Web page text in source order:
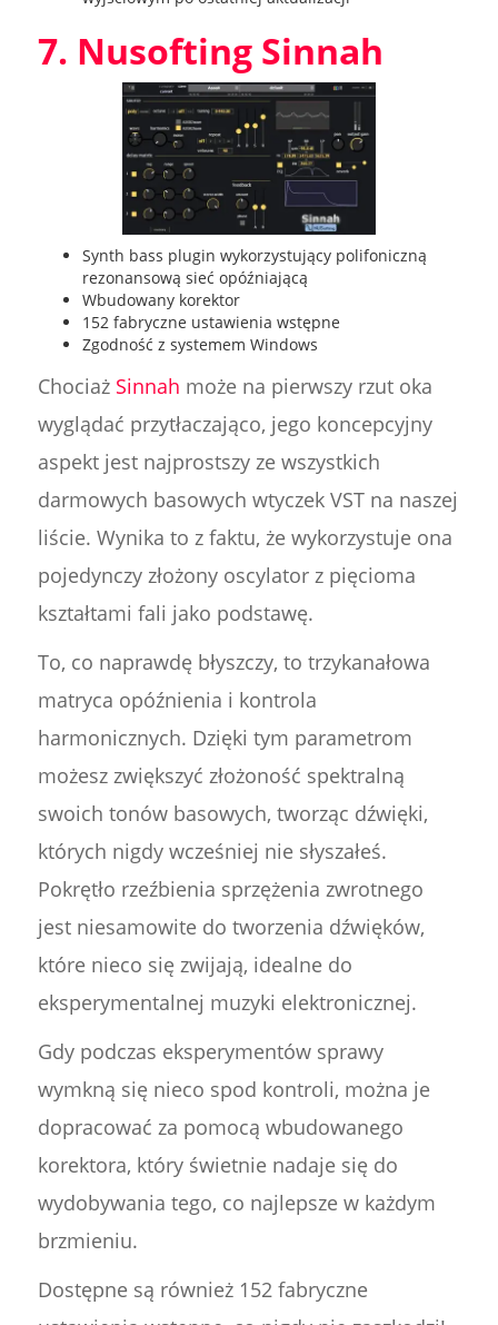
7. Nusofting Sinnah
Synth bass plugin wykorzystujący polifoniczną
rezonansową sieć opóźniającą
Wbudowany korektor
152 fabryczne ustawienia wstępne
Zgodność z systemem Windows
Chociaż Sinnah może na pierwszy rzut oka
wyglądać przytłaczająco, jego koncepcyjny
aspekt jest najprostszy ze wszystkich
darmowych basowych wtyczek VST na naszej
liście. Wynika to z faktu, że wykorzystuje ona
pojedynczy złożony oscylator z pięcioma
kształtami fali jako podstawę.
To, co naprawdę błyszczy, to trzykanałowa
matryca opóźnienia i kontrola
harmonicznych. Dzięki tym parametrom
możesz zwiększyć złożoność spektralną
swoich tonów basowych, tworząc dźwięki,
których nigdy wcześniej nie słyszałeś.
Pokrętło rzeźbienia sprzężenia zwrotnego
jest niesamowite do tworzenia dźwięków,
które nieco się zwijają, idealne do
eksperymentalnej muzyki elektronicznej.
Gdy podczas eksperymentów sprawy
wymkną się nieco spod kontroli, można je
dopracować za pomocą wbudowanego
korektora, który świetnie nadaje się do
wydobywania tego, co najlepsze w każdym
brzmieniu.
Dostępne są również 152 fabryczne